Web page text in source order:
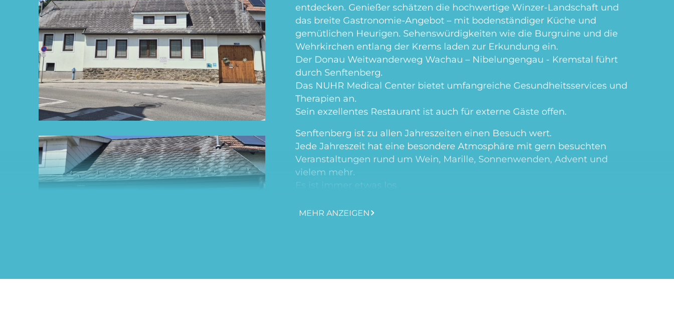
entdecken. Genießer schätzen die hochwertige Winzer-Landschaft und
das breite Gastronomie-Angebot – mit bodenständiger Küche und
gemütlichen Heurigen. Sehenswürdigkeiten wie die Burgruine und die
Wehrkirchen entlang der Krems laden zur Erkundung ein.
Der Donau Weitwanderweg Wachau – Nibelungengau - Kremstal führt
durch Senftenberg.
Das NUHR Medical Center bietet umfangreiche Gesundheitsservices und
Therapien an.
Sein exzellentes Restaurant ist auch für externe Gäste offen.
Senftenberg ist zu allen Jahreszeiten einen Besuch wert.
Jede Jahreszeit hat eine besondere Atmosphäre mit gern besuchten
Veranstaltungen rund um Wein, Marille, Sonnenwenden, Advent und
vielem mehr.
Es ist immer etwas los.
MEHR ANZEIGEN